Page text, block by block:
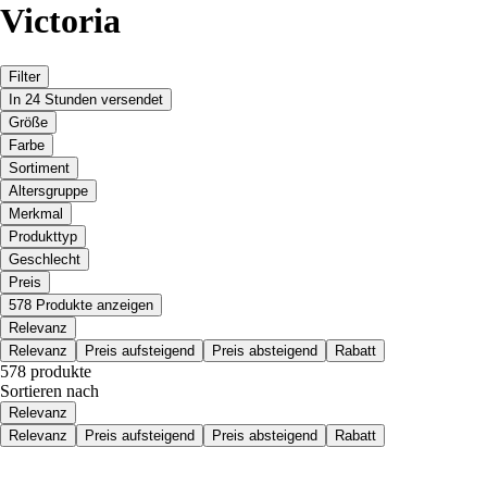
Victoria
Filter
In 24 Stunden versendet
Größe
Farbe
Sortiment
Altersgruppe
Merkmal
Produkttyp
Geschlecht
Preis
578 Produkte anzeigen
Relevanz
Relevanz
Preis aufsteigend Preis absteigend Rabatt
578 produkte
Sortieren nach
Relevanz
Relevanz
Preis aufsteigend Preis absteigend Rabatt